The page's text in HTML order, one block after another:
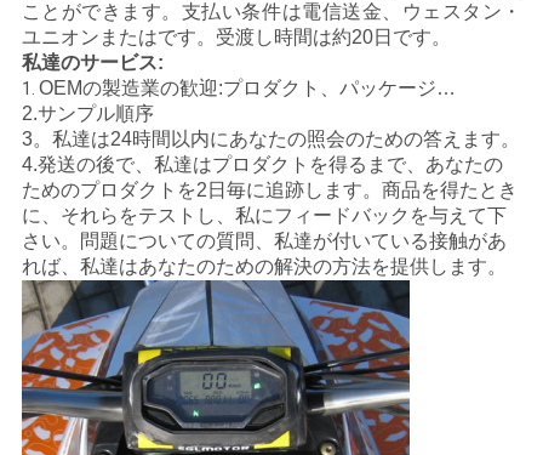
プ
ラ
イ
バ
シ
ー
ポ
リ
シ
ことができます。支払い条件は電信送金、ウェスタン・
ユニオンまたはです。受渡し時間は約20日です。
私達のサービス:
1. OEMの製造業の歓迎:プロダクト、パッケージ…
2.サンプル順序
3。私達は24時間以内にあなたの照会のための答えます。
4.発送の後で、私達はプロダクトを得るまで、あなたの
ためのプロダクトを2日毎に追跡します。商品を得たとき
に、それらをテストし、私にフィードバックを与えて下
さい。問題についての質問、私達が付いている接触があ
れば、私達はあなたのための解決の方法を提供します。